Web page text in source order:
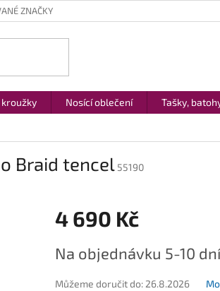
ZNAČKY
kroužky Nosící oblečení Tašky,
Braid tencel55190
4 690 Kč
cena:
Na objednávku 5-10 dní
Můžeme doručit do: 26.8.2026